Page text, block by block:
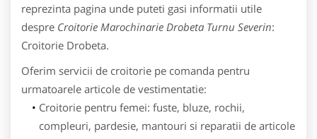
reprezinta pagina unde puteti gasi informatii utile
despre Croitorie Marochinarie Drobeta Turnu Severin:
Croitorie Drobeta.
Oferim servicii de croitorie pe comanda pentru
urmatoarele articole de vestimentatie:
Croitorie pentru femei: fuste, bluze, rochii,
compleuri, pardesie, mantouri si reparatii de articole